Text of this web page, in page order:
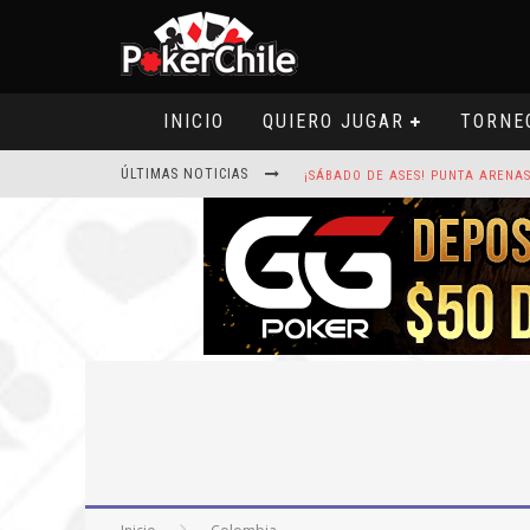
INICIO QUIERO JUGAR
ÚLTIMAS NOTICIAS
ROAD TO CLSOP PUERTO PLATA,